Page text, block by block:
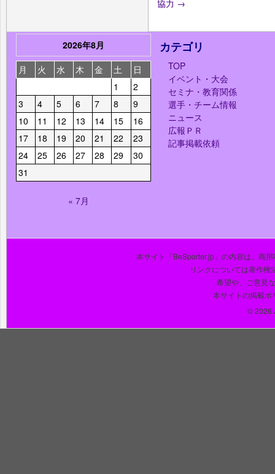
協力 →
2026年8月
月
火 水 木 金 土
日
1
2
3
4 5 6 7 8
9
10
11 12 13 14 15
16
17
18 19 20 21 22
23
24
25 26 27 28 29
30
31
« 7月
カテゴリ
TOP
イベント・大会
セミナ・教育関係
選手・チーム情報
ニュース
広報ＰＲ
記事掲載依頼
本サイト「BeSporter.jp」の内容は、商
リンクについては著作権
希望や、ご意見
本サイトの掲載ポ
© 2026